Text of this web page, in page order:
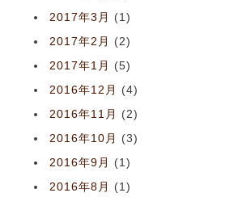
2017年3月
(1)
2017年2月
(2)
2017年1月
(5)
2016年12月
(4)
2016年11月
(2)
2016年10月
(3)
2016年9月
(1)
2016年8月
(1)